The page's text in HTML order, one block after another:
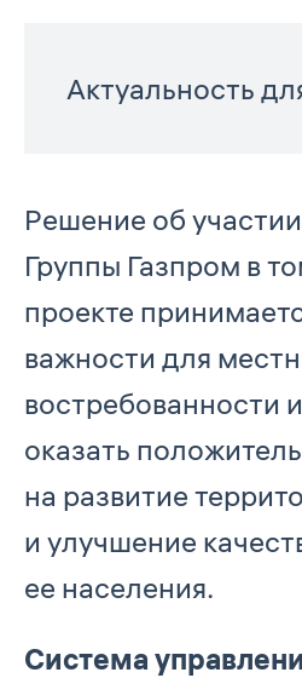
Актуальность
Решение об
Группы Газпром в
проекте
важности для
востребованности
оказать
на развитие
и улучшение
ее населения.
Система